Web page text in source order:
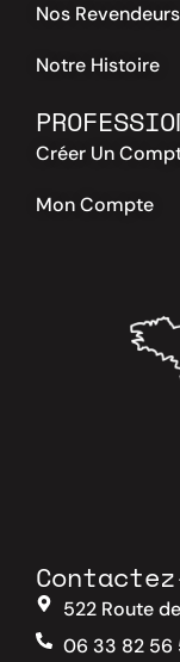
Nos Revendeurs
Notre Histoire
Créer Un
Mon Compte
522 Route
06 33 82 56